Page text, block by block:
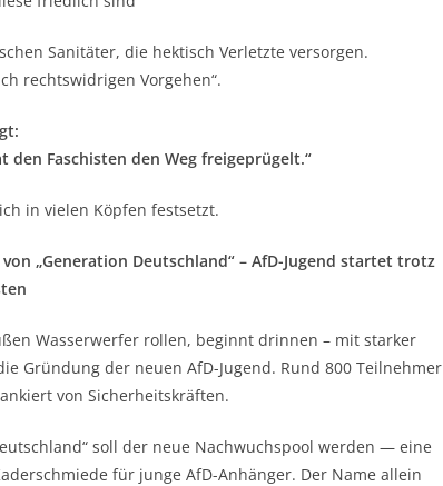
Sanitäter, die hektisch Verletzte versorgen.
rechtswidrigen Vorgehen“.
den Faschisten den Weg freigeprügelt.“
in vielen Köpfen festsetzt.
„Generation Deutschland“ – AfD-Jugend startet trotz
Wasserwerfer rollen, beginnt drinnen – mit starker
Gründung der neuen AfD-Jugend. Rund 800 Teilnehmer
von Sicherheitskräften.
soll der neue Nachwuchspool werden — eine
für junge AfD-Anhänger. Der Name allein